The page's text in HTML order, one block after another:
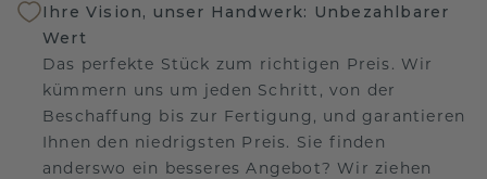
Ihre Vision, unser Handwerk: Unbezahlbarer
Wert
Das perfekte Stück zum richtigen Preis. Wir
kümmern uns um jeden Schritt, von der
Beschaffung bis zur Fertigung, und garantieren
Ihnen den niedrigsten Preis. Sie finden
anderswo ein besseres Angebot? Wir ziehen